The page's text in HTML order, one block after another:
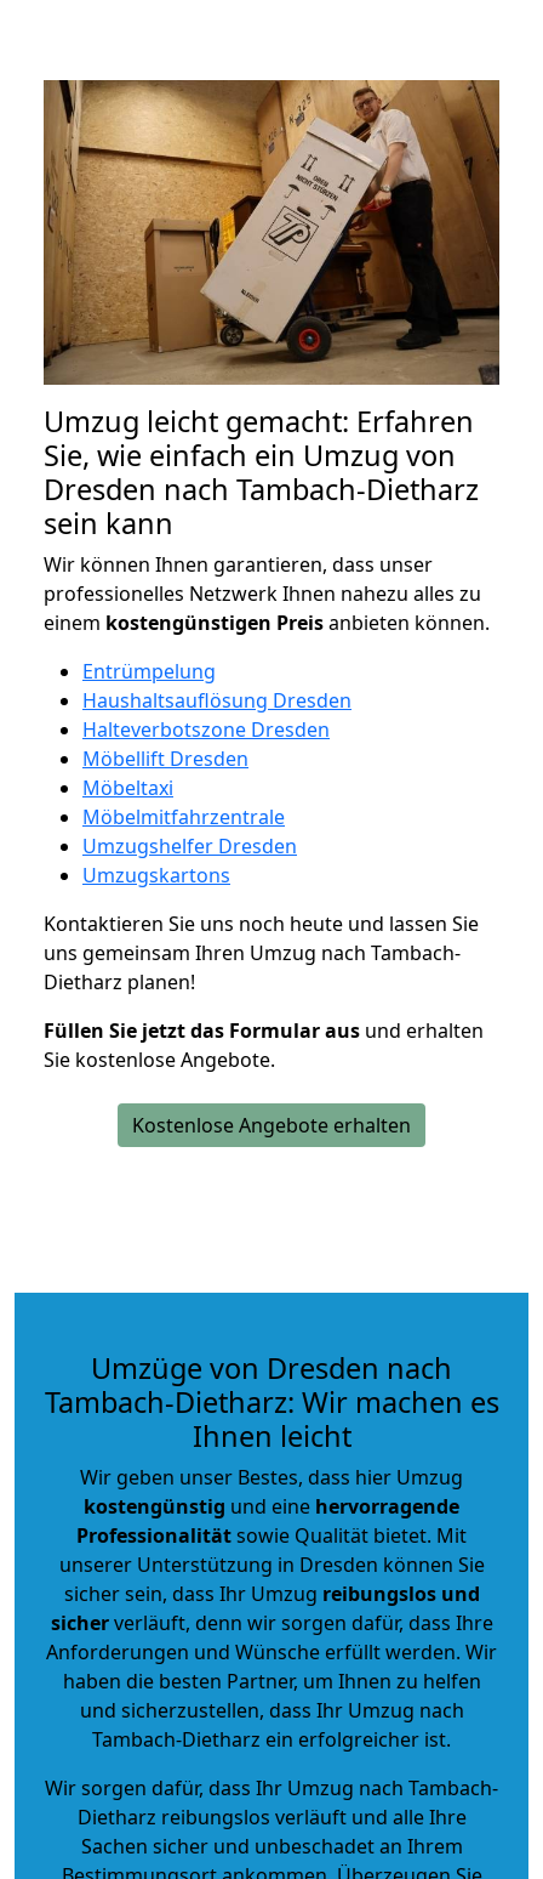
Umzug leicht gemacht: Erfahren
Sie, wie einfach ein Umzug von
Dresden nach Tambach-Dietharz
sein kann
Wir können Ihnen garantieren, dass unser
professionelles Netzwerk Ihnen nahezu alles zu
einem kostengünstigen Preisanbieten können.
Entrümpelung
Haushaltsauflösung Dresden
Halteverbotszone Dresden
Möbellift Dresden
Möbeltaxi
Möbelmitfahrzentrale
Umzugshelfer Dresden
Umzugskartons
Kontaktieren Sie uns noch heute und lassen Sie
uns gemeinsam Ihren Umzug nach Tambach-
Dietharz planen!
Füllen Sie jetzt das Formular aus und erhalten
Sie kostenlose Angebote.
Kostenlose Angebote erhalten
Umzüge von Dresden nach
Tambach-Dietharz: Wir machen es
Ihnen leicht
Wir geben unser Bestes, dass hier Umzug
kostengünstig und eine hervorragende
Professionalitätsowie Qualität bietet. Mit
unserer Unterstützung in Dresden können Sie
sicher sein, dass Ihr Umzug reibungslos und
sicherverläuft, denn wir sorgen dafür, dass Ihre
Anforderungen und Wünsche erfüllt werden. Wir
haben die besten Partner, um Ihnen zu helfen
und sicherzustellen, dass Ihr Umzug nach
Tambach-Dietharz ein erfolgreicher ist.
Wir sorgen dafür, dass Ihr Umzug nach Tambach-
Dietharz reibungslos verläuft und alle Ihre
Sachen sicher und unbeschadet an Ihrem